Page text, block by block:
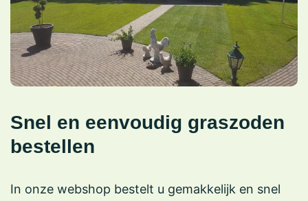
Snel en eenvoudig graszoden
bestellen
In onze webshop bestelt u gemakkelijk en snel